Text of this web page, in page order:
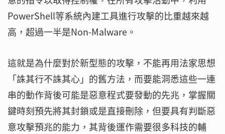
PowerShell等系統內建工具進行攻擊的比重越來越
高，超過一半是Non-Malware。
這就是為什麼對於新型態的攻擊，不能再用法家思想
「誅其行不誅其心」的舊方法，而要能洞悉這些一連
串的動作背後可能是惡意程式要發動的先兆，掌握關
鍵時刻預先將其封鎖或是直接刪除，但要具有判斷惡
意攻擊預兆的能力，其背後運作需要很多科技的輔